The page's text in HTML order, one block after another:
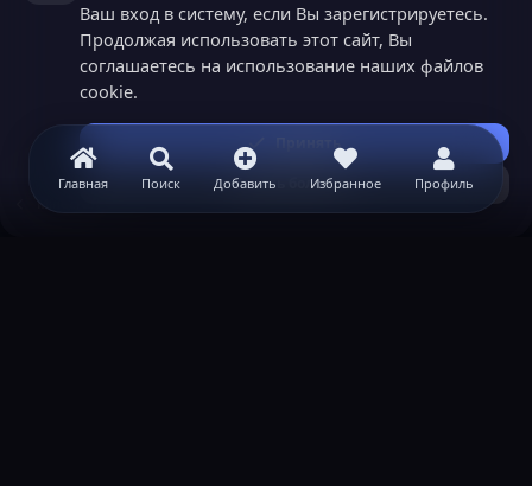
Главная Поиск Добавить Избранное Профиль
Ваш вход в систему, если Вы зарегистрируетесь.
Продолжая использовать этот сайт, Вы
соглашаетесь на использование наших файлов
cookie.
Принять
Узнать больше...